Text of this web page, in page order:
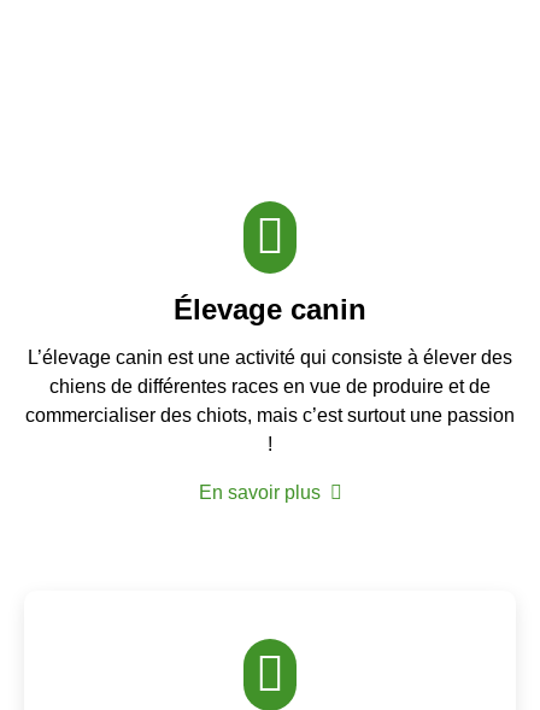
Élevage canin
L’élevage canin est une activité qui consiste à élever des
chiens de différentes races en vue de produire et de
commercialiser des chiots, mais c’est surtout une passion
!
En savoir plus